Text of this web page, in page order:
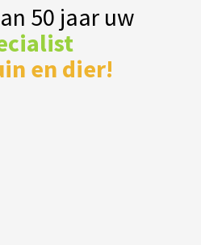
50 jaar uw
en dier!